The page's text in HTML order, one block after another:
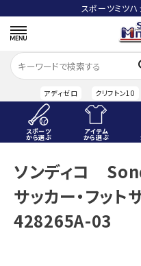
スポーツミツハ
アディゼロ クリフトン10
スポーツ
から選ぶ
アイテム
から選ぶ
ACCOUNT MENU
ようこそ ゲスト 様
meeting_room ログイン
ソンディコ
サッカー・フッ
428265A-03